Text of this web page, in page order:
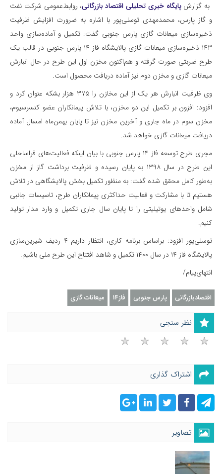
به گزارشپایگاه خبری تحلیلی اقتصاد بازرگانی، روابط‌عمومی شرکت نفت
و گاز پارس، محمدمهدی توسلی‌پور با اشاره به ضرورت افزایش ظرفیت
ذخیره‌سازی میعانات گازی پارس جنوبی گفت: تکمیل و آماده‌سازی واحد
۱۴۳ ذخیره‌سازی میعانات گازی پالایشگاه فاز ۱۴ پارس جنوبی در قالب یک
طرح ضربتی صورت گرفته و هم‌اکنون مخزن اول این طرح در حال انبارش
میعانات گازی و مخزن دوم نیز آماده دریافت محصول است.
وی ظرفیت انبارش هر یک از این مخازن را ۳۷۵ هزار بشکه عنوان کرد و
افزود: افزون بر تکمیل این دو مخزن، با تلاش پیمانکاران عضو کنسرسیوم،
مخزن سوم در ماه جاری و آخرین مخزن نیز تا پایان بهمن‌ماه امسال آماده
دریافت میعانات گازی خواهد شد.
مجری طرح توسعه فاز ۱۴ پارس جنوبی با بیان اینکه فعالیت‌های فراساحلی
این طرح در سال ۱۳۹۸ به پایان رسیده و ظرفیت برداشت گاز از مخزن
به‌طور کامل محقق شده گفت: به‌ منظور تکمیل بخش پالایشگاهی در تلاش
هستیم تا با مشارکت و فعالیت حداکثری پیمانکاران طرح، تاسیسات جانبی
شامل واحد‌های یوتیلیتی را تا پایان سال جاری تکمیل و وارد مدار تولید
کنیم.
توسلی‌پور افزود: براساس برنامه‌ کاری، انتظار داریم ۴ ردیف شیرین‌سازی
پالایشگاه فاز ۱۴ در سال ۱۴۰۰ تکمیل و شاهد افتتاح این طرح ملی باشیم.
انتهای‌پیام/
اقتصادبازرگانی پارس جنوبی فاز14 میعانات گازی
نظر سنجی
اشتراک گذاری
تصاویر